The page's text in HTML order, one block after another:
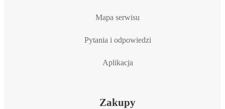
Mapa serwisu
Pytania i odpowiedzi
Aplikacja
Zakupy